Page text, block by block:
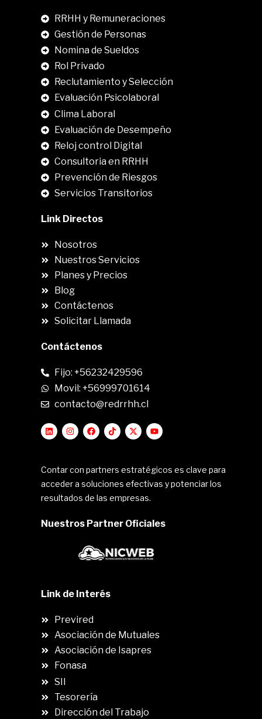
RRHH y Remuneraciones
Gestión de Personas
Nomina de Sueldos
Rol Privado
Reclutamiento y Selección
Evaluación Psicolaboral
Clima Laboral
Evaluación de Desempeño
Reloj control Digital
Consultoria en RRHH
Prevención de Riesgos
Servicios Transitorios
Link Directos
Nosotros
Nuestros Servicios
Planes y Precios
Blog
Contáctenos
Solicitar Llamada
Contáctenos
Fijo: +56232429596
Movil: +56999701614
contacto@redrrhh.cl
Contar con partners estratégicos es clave para
acceder a soluciones efectivas y potenciar los
resultados de las empresas.
Nuestros Partner Oficiales
Link de Interés
Previred
Asociación de Mutuales
Asociación de Isapres
Fonasa
SII
Tesorería
Dirección del Trabajo